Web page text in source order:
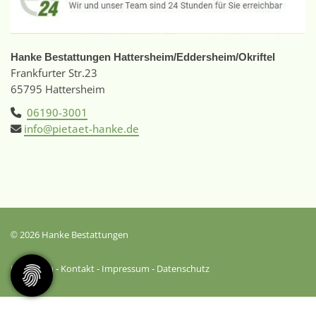
Hanke Bestattungen Hattersheim/Eddersheim/Okriftel
Frankfurter Str.23
65795 Hattersheim
06190-3001
info@pietaet-hanke.de
© 2026 Hanke Bestattungen
Instagram- Kontakt- Impressum - Datenschutz